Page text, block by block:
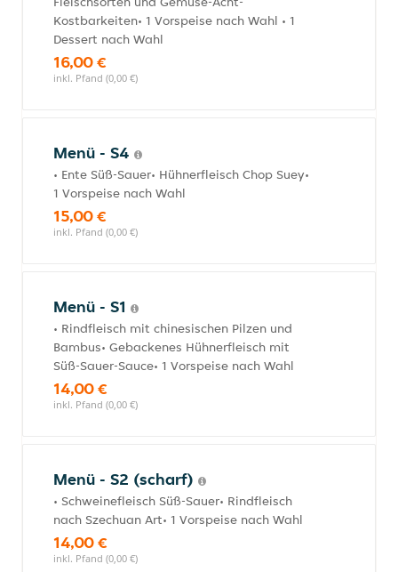
Kostbarkeiten• 1 Vorspeise nach Wahl • 1
Dessert nach Wahl
16,00 €
inkl. Pfand (0,00 €)
Menü - S4
• Ente Süß-Sauer• Hühnerfleisch Chop Suey•
1 Vorspeise nach Wahl
15,00 €
inkl. Pfand (0,00 €)
Menü - S1
• Rindfleisch mit chinesischen Pilzen und
Bambus• Gebackenes Hühnerfleisch mit
Süß-Sauer-Sauce• 1 Vorspeise nach Wahl
14,00 €
inkl. Pfand (0,00 €)
Menü - S2 (scharf)
• Schweinefleisch Süß-Sauer• Rindfleisch
nach Szechuan Art• 1 Vorspeise nach Wahl
14,00 €
inkl. Pfand (0,00 €)